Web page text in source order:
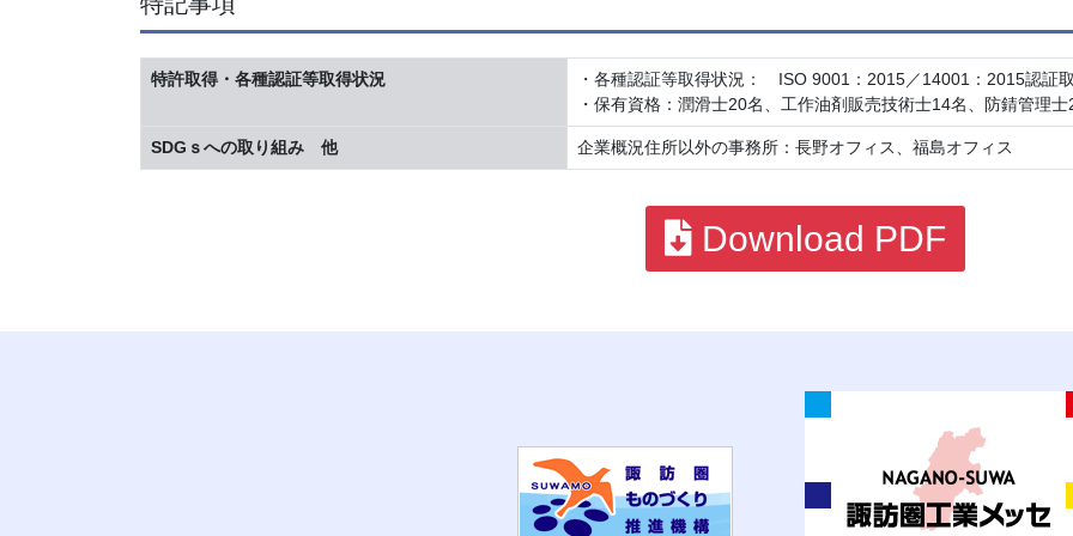
特許取得・各種認証等取得状況
・各種認証等取得状況： ISO 9001：2015／14001：2015認証
・保有資格：潤滑士20名、工作油剤販売技術士14名、防錆管理士
SDGｓへの取り組み 他 企業概況住所以外の事務所：長野オフィス、福島オフィス
Download PDF